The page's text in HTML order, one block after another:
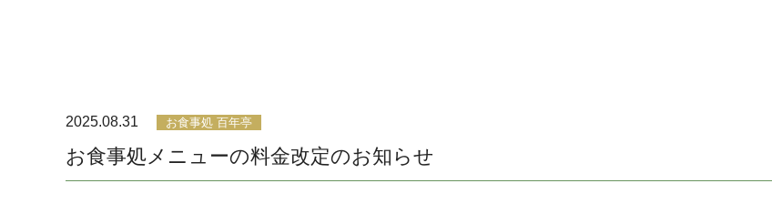
2025.08.31 お食事処 百年亭
お食事処メニューの料金改定のお知らせ